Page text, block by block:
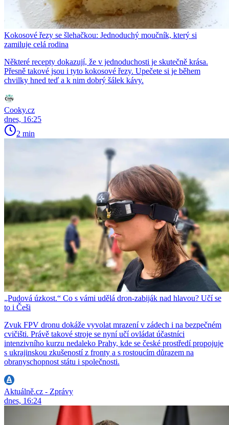
Kokosové řezy se šlehačkou: Jednoduchý moučník, který si
zamiluje celá rodina
Některé recepty dokazují, že v jednoduchosti je skutečně krása.
Přesně takové jsou i tyto kokosové řezy. Upečete si je během
chvilky hned teď a k nim dobrý šálek kávy.
Cooky.cz
dnes, 16:25
2 min
„Pudová úzkost.“ Co s vámi udělá dron-zabiják nad hlavou? Učí se
to i Češi
Zvuk FPV dronu dokáže vyvolat mrazení v zádech i na bezpečném
cvičišti. Právě takové stroje se nyní učí ovládat účastníci
intenzivního kurzu nedaleko Prahy, kde se české prostředí propojuje
s ukrajinskou zkušeností z fronty a s rostoucím důrazem na
obranyschopnost státu i společnosti.
Aktuálně.cz - Zprávy
dnes, 16:24